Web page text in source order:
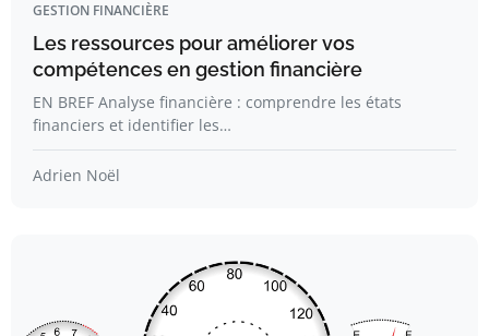
GESTION FINANCIÈRE
Les ressources pour améliorer vos
compétences en gestion financière
EN BREF Analyse financière : comprendre les états
financiers et identifier les…
Adrien Noël